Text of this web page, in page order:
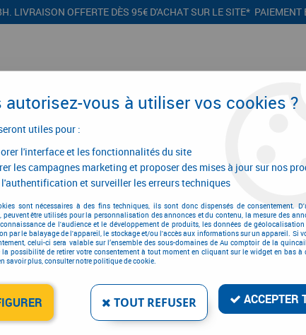
LIVRAISON OFFERTE DÈS 95€ D'ACHAT SUR LE SITE* PAIEMENT
CONFIGURATEURS PROMOTIONS
RÉGLETTE LED À
Réf. :16019
À partir de 34,46€
autorisez-vous à utiliser vos cookies ?
utiles pour :
l'interface et les fonctionnalités du site
les campagnes marketing et proposer des mises à jour sur nos
l'authentification et surveiller les erreurs techniques
sont nécessaires à des fins techniques, ils sont donc dispensés de consentement.
peuvent être utilisés pour la personnalisation des annonces et du contenu, la mesure des
de l'audience et le développement de produits, les données de géolocalisation
par le balayage de l'appareil, le stockage et/ou l'accès aux informations sur un appareil. Si
celui-ci sera valable sur l’ensemble des sous-domaines de Au comptoir de la
la possibilité de retirer votre consentement à tout moment en cliquant sur le widget en bas à
savoir plus, consulter notre politique de cookie.
TOUT REFUSER ACCEPTER